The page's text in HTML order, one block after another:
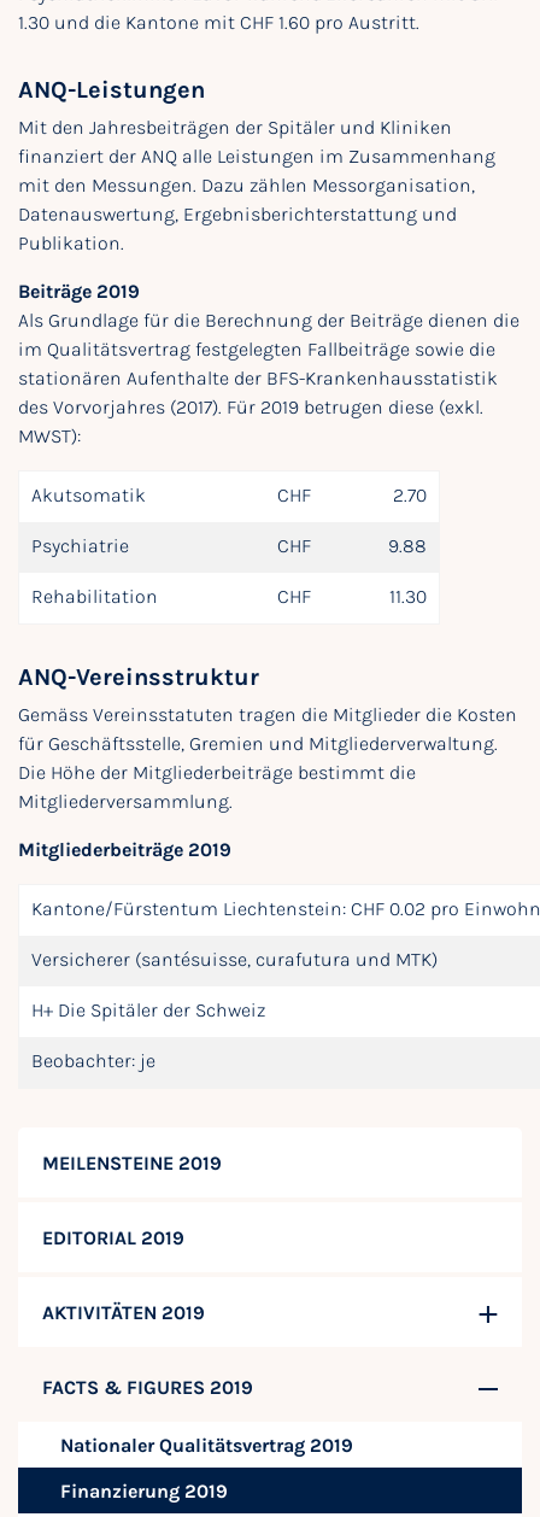
MEILENSTEINE 2019
EDITORIAL 2019
AKTIVITÄTEN 2019
FACTS & FIGURES 2019
Nationaler Qualitätsvertrag 2019
Finanzierung 2019
1.30 und die Kantone mit CHF 1.60 pro Austritt.
ANQ-Leistungen
Mit den Jahresbeiträgen der Spitäler und Kliniken
finanziert der ANQ alle Leistungen im Zusammenhang
mit den Messungen. Dazu zählen Messorganisation,
Datenauswertung, Ergebnisberichterstattung und
Publikation.
Beiträge 2019
Als Grundlage für die Berechnung der Beiträge dienen die
im Qualitätsvertrag festgelegten Fallbeiträge sowie die
stationären Aufenthalte der BFS-Krankenhausstatistik
des Vorvorjahres (2017). Für 2019 betrugen diese (exkl.
MWST):
Akutsomatik CHF 2.70
Psychiatrie CHF 9.88
Rehabilitation CHF 11.30
ANQ-Vereinsstruktur
Gemäss Vereinsstatuten tragen die Mitglieder die Kosten
für Geschäftsstelle, Gremien und Mitgliederverwaltung.
Die Höhe der Mitgliederbeiträge bestimmt die
Mitgliederversammlung.
Mitgliederbeiträge 2019
Kantone/Fürstentum Liechtenstein: CHF 0.02 pro
Versicherer (santésuisse, curafutura und MTK)
H+ Die Spitäler der Schweiz
Beobachter: je